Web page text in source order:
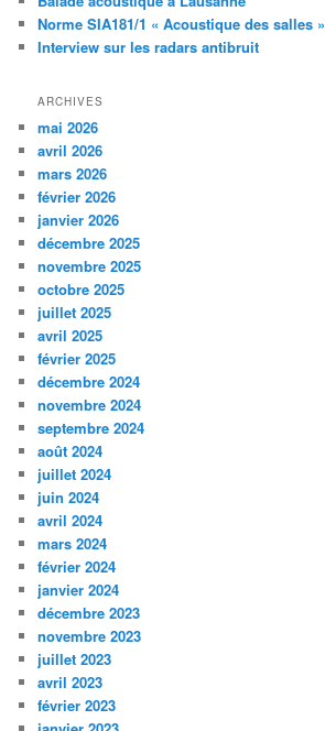
Norme SIA181/1 « Acoustique des salles »
Interview sur les radars antibruit
ARCHIVES
mai 2026
avril 2026
mars 2026
février 2026
janvier 2026
décembre 2025
novembre 2025
octobre 2025
juillet 2025
avril 2025
février 2025
décembre 2024
novembre 2024
septembre 2024
août 2024
juillet 2024
juin 2024
avril 2024
mars 2024
février 2024
janvier 2024
décembre 2023
novembre 2023
juillet 2023
avril 2023
février 2023